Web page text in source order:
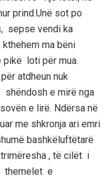
prind.Unë sot po
sepse vendi ka
ma bëni
pikë loti për mua.
r atdheun nuk
shëndosh e mirë nga
e lirë. Ndërsa në
me shkronja ari emri
bashkëluftëtarë
, të cilët i
themelet e